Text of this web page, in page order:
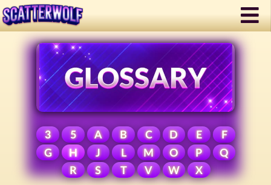
3 5 A B C D E
F
G
H J L M O P
Q
R
S T V W X